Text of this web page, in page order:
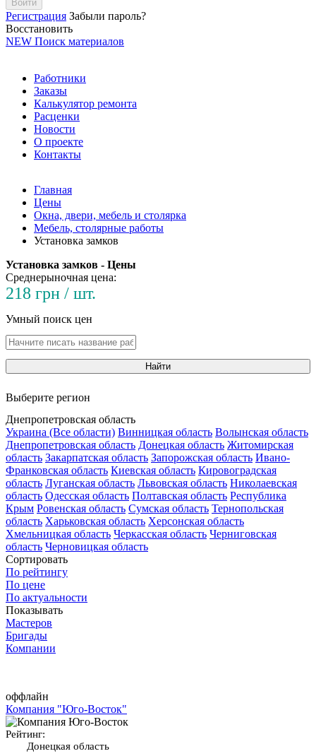
Войти
Регистрация Забыли пароль?
Восстановить
NEW Поиск материалов
Работники
Заказы
Калькулятор ремонта
Расценки
Новости
О проекте
Контакты
Главная
Цены
Окна, двери, мебель и столярка
Мебель, столярные работы
Установка замков
Установка замков - Цены
Среднерыночная цена:
218 грн / шт.
Умный поиск цен
Найти
Выберите регион
Днепропетровская область
Украина (Все области) Винницкая область Волынская область
Днепропетровская область Донецкая область Житомирская
область Закарпатская область Запорожская область Ивано-
Франковская область Киевская область Кировоградская
область Луганская область Львовская область Николаевская
область Одесская область Полтавская область Республика
Крым Ровенская область Сумская область Тернопольская
область Харьковская область Херсонская область
Хмельницкая область Черкасская область Черниговская
область Черновицкая область
Сортировать
По рейтингу
По цене
По актуальности
Показывать
Мастеров
Бригады
Компании
оффлайн
Компания "Юго-Восток"
Рейтинг:
Донецкая область